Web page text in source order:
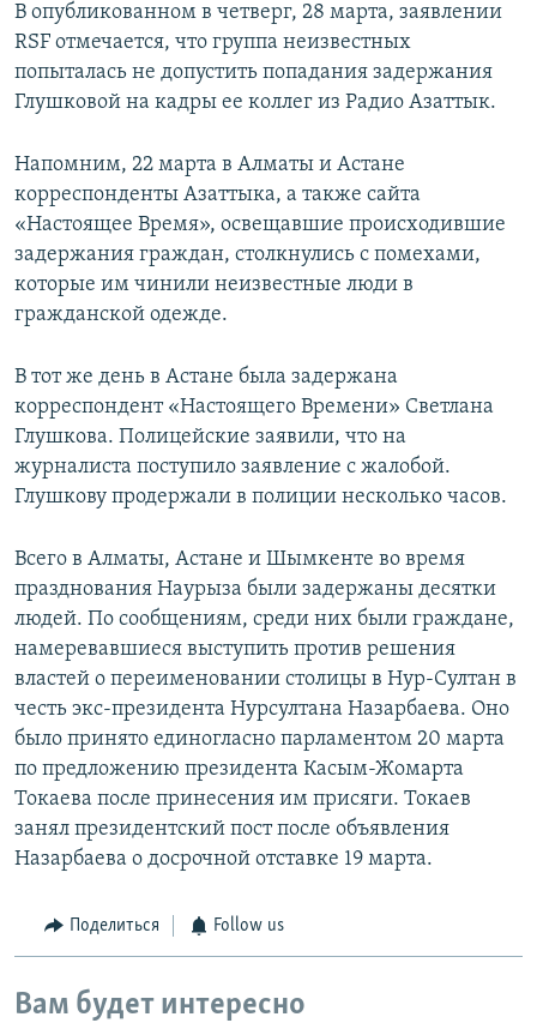
В опубликованном в четверг, 28 марта, заявлении
RSF отмечается, что группа неизвестных
попыталась не допустить попадания задержания
Глушковой на кадры ее коллег из Радио Азаттык.
Напомним, 22 марта в Алматы и Астане
корреспонденты Азаттыка, а также сайта
«Настоящее Время», освещавшие происходившие
задержания граждан, столкнулись с помехами,
которые им чинили неизвестные люди в
гражданской одежде.
В тот же день в Астане была задержана
корреспондент «Настоящего Времени» Светлана
Глушкова. Полицейские заявили, что на
журналиста поступило заявление с жалобой.
Глушкову продержали в полиции несколько часов.
Всего в Алматы, Астане и Шымкенте во время
празднования Наурыза были задержаны десятки
людей. По сообщениям, среди них были граждане,
намеревавшиеся выступить против решения
властей о переименовании столицы в Нур-Султан в
честь экс-президента Нурсултана Назарбаева. Оно
было принято единогласно парламентом 20 марта
по предложению президента Касым-Жомарта
Токаева после принесения им присяги. Токаев
занял президентский пост после объявления
Назарбаева о досрочной отставке 19 марта.
Поделиться Follow us
Вам будет интересно